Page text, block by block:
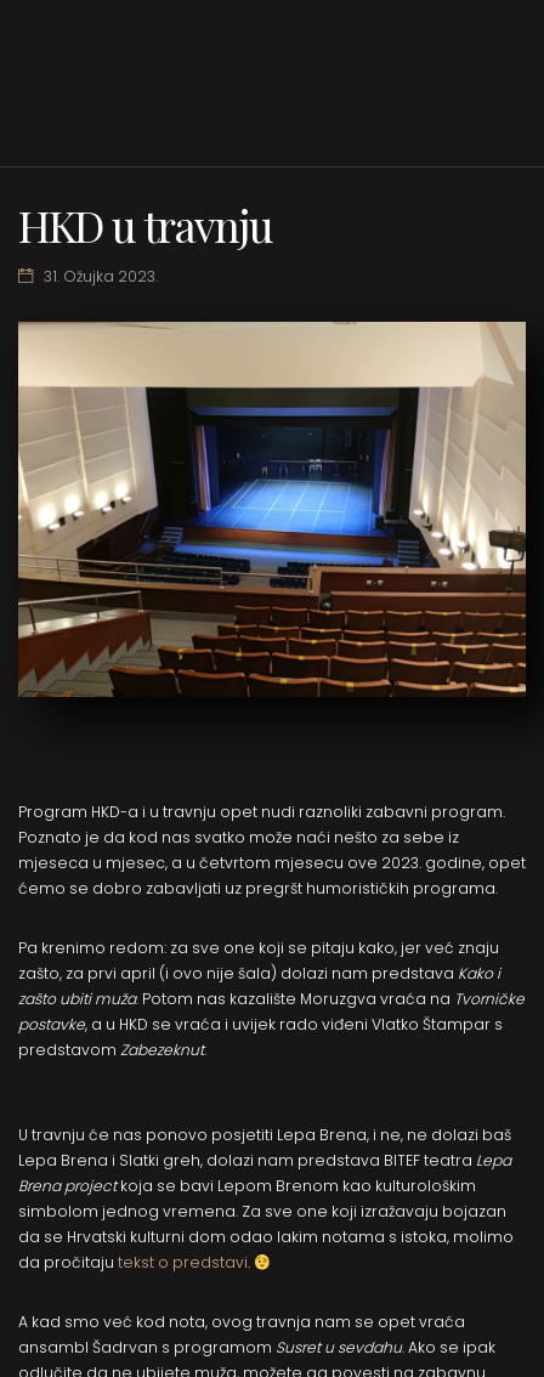
HKD u travnju
31. Ožujka 2023.
Program HKD-a i u travnju opet nudi raznoliki zabavni program.
Poznato je da kod nas svatko može naći nešto za sebe iz
mjeseca u mjesec, a u četvrtom mjesecu ove 2023. godine, opet
ćemo se dobro zabavljati uz pregršt humorističkih programa.
Pa krenimo redom: za sve one koji se pitaju kako, jer već znaju
zašto, za prvi april (i ovo nije šala) dolazi nam predstava Kako i
zašto ubiti muža. Potom nas kazalište Moruzgva vraća na Tvorničke
postavke, a u HKD se vraća i uvijek rado viđeni Vlatko Štampar s
predstavom Zabezeknut.
U travnju će nas ponovo posjetiti Lepa Brena, i ne, ne dolazi baš
Lepa Brena i Slatki greh, dolazi nam predstava BITEF teatra Lepa
Brena projectkoja se bavi Lepom Brenom kao kulturološkim
simbolom jednog vremena. Za sve one koji izražavaju bojazan
da se Hrvatski kulturni dom odao lakim notama s istoka, molimo
da pročitaju tekst o predstavi.
A kad smo već kod nota, ovog travnja nam se opet vraća
ansambl Šadrvan s programom Susret u sevdahu. Ako se ipak